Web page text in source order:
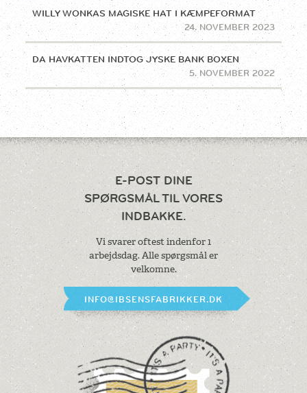
WILLY WONKAS MAGISKE HAT I KÆMPEFORMAT
24. NOVEMBER 2023
DA HAVKATTEN INDTOG JYSKE BANK BOXEN
5. NOVEMBER 2022
E-POST DINE
SPØRGSMÅLTIL VORES
INDBAKKE.
Vi svarer oftest indenfor 1
arbejdsdag.Alle spørgsmål er
velkomne.
INFO@IBSENSFABRIKKER.DK